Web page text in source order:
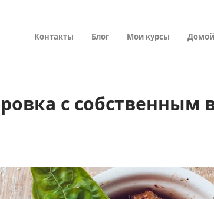
Домой
Мои курсы
Блог
Контакты
с собственным